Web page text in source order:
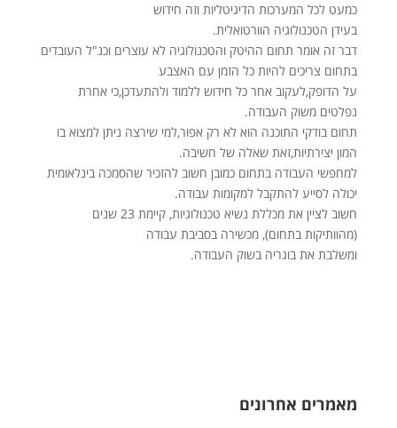
כמעט לכל המערכות הדיגיטליות וזה חידוש
בעידן הטכנולוגיה הוורטואלית.
דבר זה אומר תחום ההיטק והטכנולוגיה לא עוצרים וכנ"ל העובדים
בתחום צריכים להיות כל הזמן עם האצבע
על הדופק,לעקוב אחר כל חידוש ללמוד ולהתעדכן,כי אחרת
נפלטים משוק העבודה.
תחום בודקי התוכנה הוא לא רק אפור,למי שירצה ניתן למצוא בו
המון יצירתיות,זאת שאלה של חשיבה.
למחפשי העבודה בתחום כמובן חשוב להזכיר שהסמכה בינלאומית
יכולה לסייע להתקבל למקומות עבודה.
חשוב לציין את מכללת נשיא טכנולוגיות, קיימת 23 שנים
(מהוותיקות בתחום), מכשירה בסביבת עבודה
ומשלבת את בוגריה בשוק העבודה.
מאמרים אחרונים